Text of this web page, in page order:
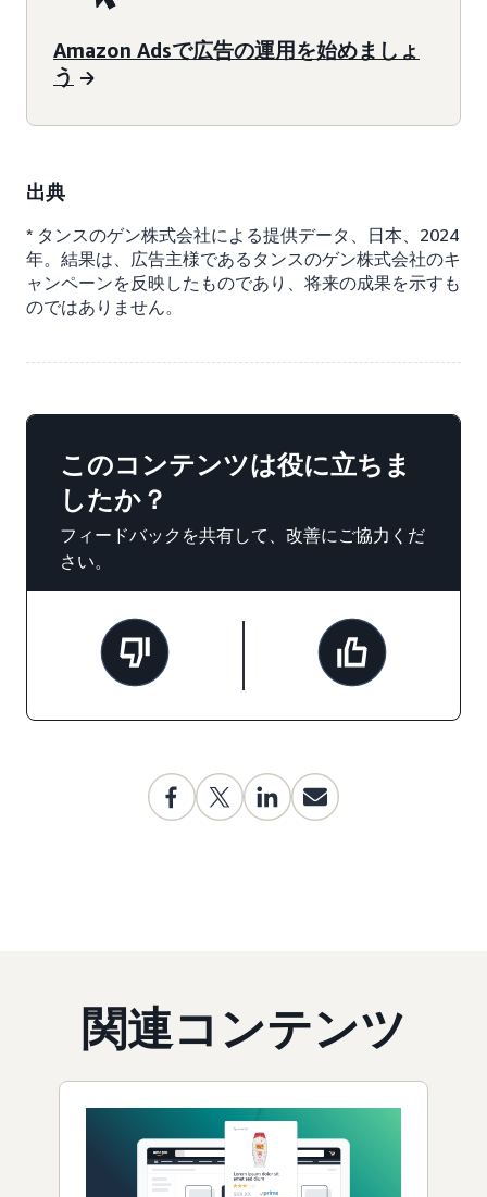
Amazon Adsで広告の運用を始めましょ
う
出典
* タンスのゲン株式会社による提供データ、日本、2024
年。結果は、広告主様であるタンスのゲン株式会社のキ
ャンペーンを反映したものであり、将来の成果を示すも
のではありません。
このコンテンツは役に立ちま
したか？
フィードバックを共有して、改善にご協力くだ
さい。
関連コンテンツ